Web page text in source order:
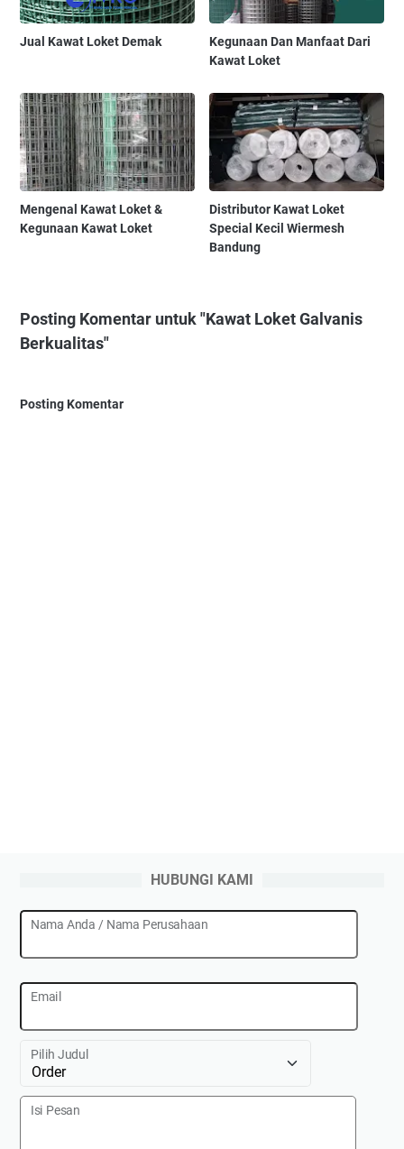
Jual Kawat Loket Demak
Kegunaan Dan Manfaat Dari
Kawat Loket
Mengenal Kawat Loket &
Kegunaan Kawat Loket
Distributor Kawat Loket
Special Kecil Wiermesh
Bandung
Posting Komentar untuk "Kawat Loket Galvanis
Berkualitas"
Posting Komentar
HUBUNGI KAMI
Nama Anda / Nama Perusahaan
Email
Pilih Judul
Isi Pesan